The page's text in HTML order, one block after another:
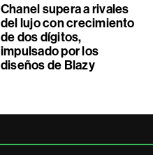
Chanel supera a rivales
del lujo con crecimiento
de dos dígitos,
impulsado por los
diseños de Blazy